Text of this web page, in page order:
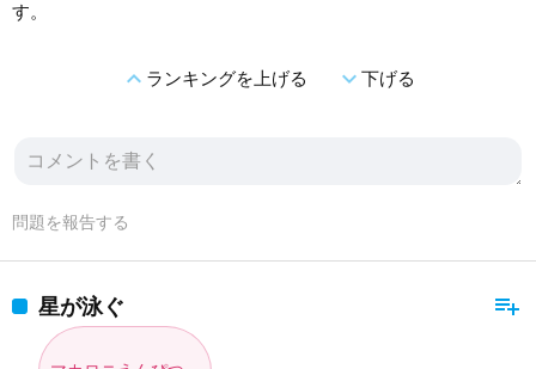
す。
expand_lessランキングを上げる expand_more下げる
問題を報告する
playlist_add
星が泳ぐ